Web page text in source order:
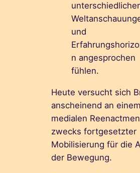
und
n angesprochen
fühlen.
Heute versucht sich
anscheinend an einem
medialen
zwecks fortgesetzter
Mobilisierung für die
der Bewegung.